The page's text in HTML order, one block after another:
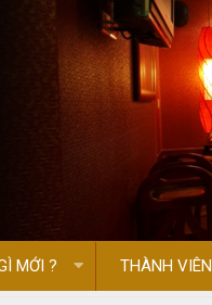
MỚI ? THÀNH VIÊN